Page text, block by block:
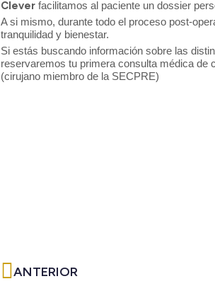
Clever facilitamos al paciente un dossier
A si mismo, durante todo el proceso post-
tranquilidad y bienestar.
Si estás buscando información sobre las
reservaremos tu primera consulta médica de
(cirujano miembro de la SECPRE)
Ant
ANTERIOR